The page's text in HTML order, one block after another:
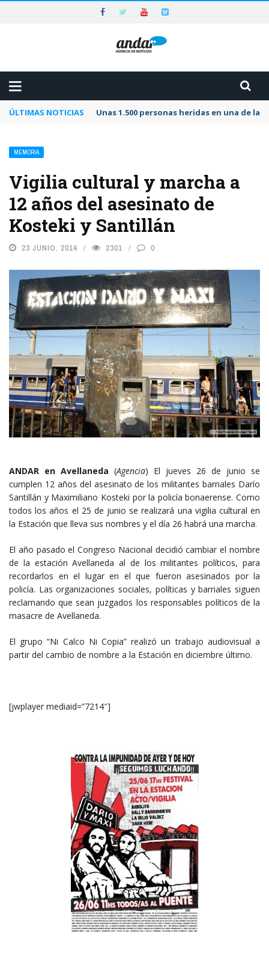
ÚLTIMAS NOTICIAS Unas 1.500 personas heridas en una de
MEMORIA
Vigilia cultural y marcha a
12 años del asesinato de
Kosteki y Santillán
23 JUNIO, 2014 2301 0
ANDAR en Avellaneda (Agencia) El jueves 26 de junio se
cumplen 12 años del asesinato de los militantes barriales Darío
Santillán y Maximiliano Kosteki por la policía bonaerense. Como
todos los años el 25 de junio se realizará una vigilia cultural en
la Estación que lleva sus nombres y el día 26 habrá una marcha.
El año pasado el Congreso Nacional decidió cambiar el nombre
de la estación Avellaneda al de los militantes políticos, para
recordarlos en el lugar en el que fueron asesinados por la
policía. Las organizaciones sociales, políticas y barriales siguen
reclamando que sean juzgados los responsables políticos de la
masacre de Avellaneda.
El grupo “Ni Calco Ni Copia” realizó un trabajo audiovisual a
partir del cambio de nombre a la Estación en diciembre último.
[jwplayer mediaid=”7214″]